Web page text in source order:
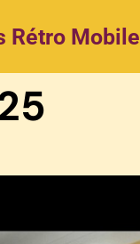
Rétro Mobile